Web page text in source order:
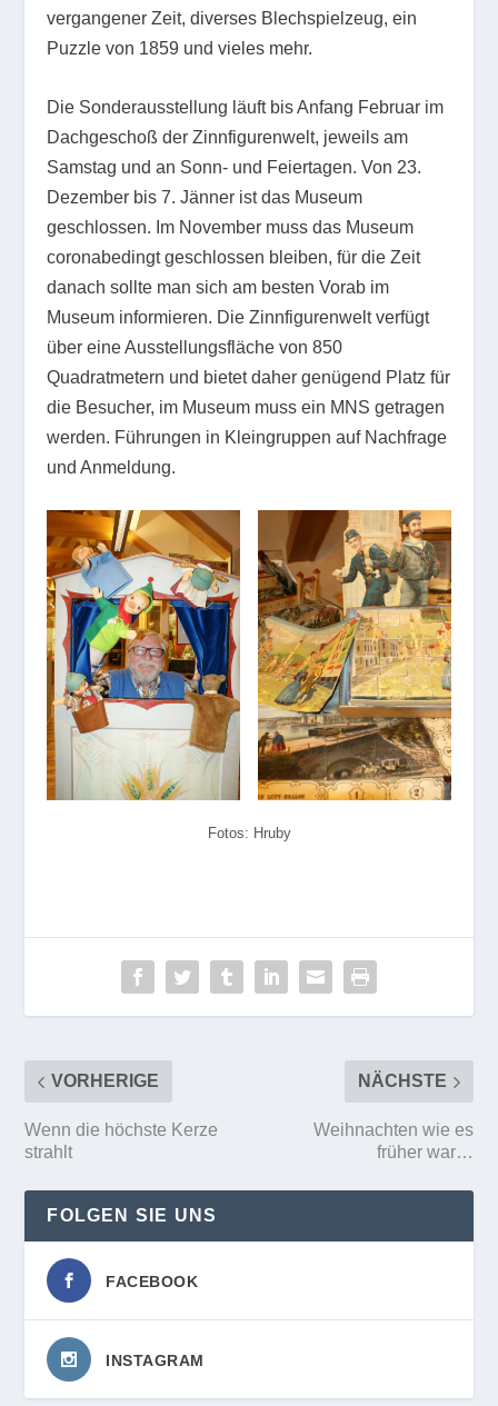
vergangener Zeit, diverses Blechspielzeug, ein
Puzzle von 1859 und vieles mehr.
Die Sonderausstellung läuft bis Anfang Februar im
Dachgeschoß der Zinnfigurenwelt, jeweils am
Samstag und an Sonn- und Feiertagen. Von 23.
Dezember bis 7. Jänner ist das Museum
geschlossen. Im November muss das Museum
coronabedingt geschlossen bleiben, für die Zeit
danach sollte man sich am besten Vorab im
Museum informieren. Die Zinnfigurenwelt verfügt
über eine Ausstellungsfläche von 850
Quadratmetern und bietet daher genügend Platz für
die Besucher, im Museum muss ein MNS getragen
werden. Führungen in Kleingruppen auf Nachfrage
und Anmeldung.
Fotos: Hruby
VORHERIGE
Wenn die höchste Kerze
strahlt
NÄCHSTE
Weihnachten wie es
früher war…
FOLGEN SIE UNS
FACEBOOK
INSTAGRAM